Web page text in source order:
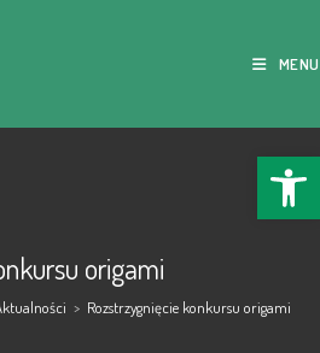
MENU
origami
> Rozstrzygnięcie konkursu origami